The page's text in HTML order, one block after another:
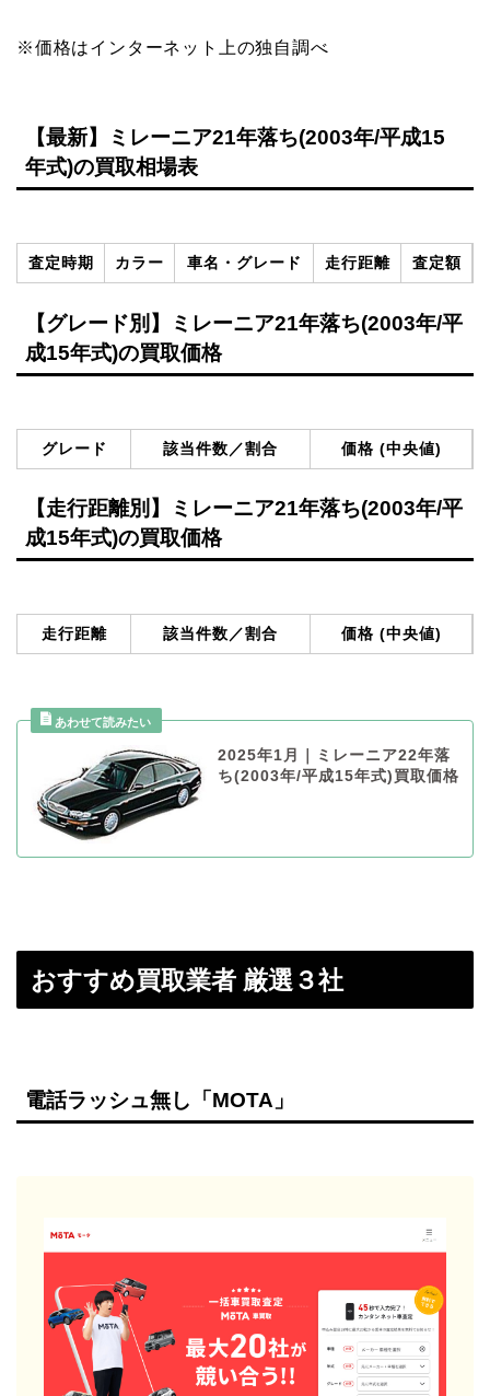
※価格はインターネット上の独自調べ
【最新】ミレーニア21年落ち(2003年/平成15
年式)の買取相場表
査定時期 カラー 車名・グレード 走行距離 査定額
【グレード別】ミレーニア21年落ち(2003年/平
成15年式)の買取価格
グレード 該当件数／割合 価格 (中央値)
【走行距離別】ミレーニア21年落ち(2003年/平
成15年式)の買取価格
走行距離 該当件数／割合 価格 (中央値)
2025年1月｜ミレーニア22年落
ち(2003年/平成15年式)買取価格
おすすめ買取業者 厳選３社
電話ラッシュ無し「MOTA」